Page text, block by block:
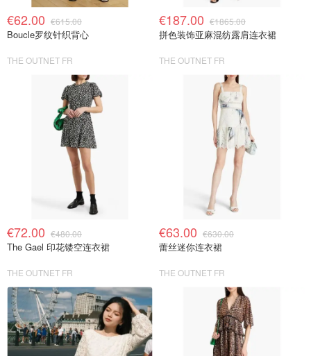
€62.00 €615.00
Boucle罗纹针织背心
THE OUTNET FR
€187.00 €1865.00
拼色装饰亚麻混纺露肩连衣裙
THE OUTNET FR
€72.00 €480.00
The Gael 印花镂空连衣裙
THE OUTNET FR
€63.00 €630.00
蕾丝迷你连衣裙
THE OUTNET FR